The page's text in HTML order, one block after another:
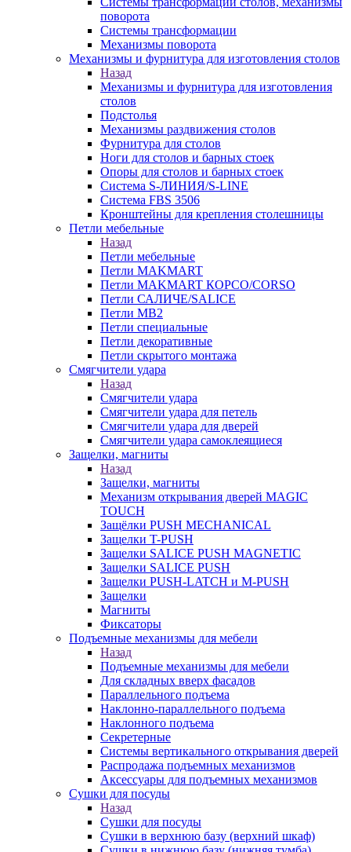
поворота
Системы трансформации
Механизмы поворота
Механизмы и фурнитура для изготовления столов
Назад
Механизмы и фурнитура для изготовления
столов
Подстолья
Механизмы раздвижения столов
Фурнитура для столов
Ноги для столов и барных стоек
Опоры для столов и барных стоек
Система S-ЛИНИЯ/S-LINE
Система FBS 3506
Кронштейны для крепления столешницы
Петли мебельные
Назад
Петли мебельные
Петли MAKMART
Петли MAKMART КОРСО/CORSO
Петли САЛИЧЕ/SALICE
Петли MB2
Петли специальные
Петли декоративные
Петли скрытого монтажа
Смягчители удара
Назад
Смягчители удара
Смягчители удара для петель
Смягчители удара для дверей
Cмягчители удара самоклеящиеся
Защелки, магниты
Назад
Защелки, магниты
Механизм открывания дверей MAGIC
TOUCH
Защёлки PUSH MECHANICAL
Защелки T-PUSH
Защелки SALICE PUSH MAGNETIC
Защелки SALICE PUSH
Защелки PUSH-LATCH и M-PUSH
Защелки
Магниты
Фиксаторы
Подъемные механизмы для мебели
Назад
Подъемные механизмы для мебели
Для складных вверх фасадов
Параллельного подъема
Наклонно-параллельного подъема
Наклонного подъема
Секретерные
Системы вертикального открывания дверей
Распродажа подъемных механизмов
Аксессуары для подъемных механизмов
Сушки для посуды
Назад
Сушки для посуды
Сушки в верхнюю базу (верхний шкаф)